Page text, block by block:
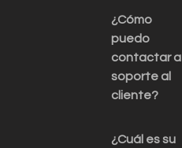
¿Cómo
puedo
contactar a
soporte al
cliente?
¿Cuál es su